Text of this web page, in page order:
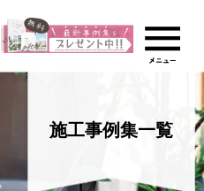
施工事例集一覧